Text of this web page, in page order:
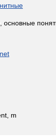
основные
m